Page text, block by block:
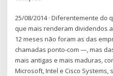
25/08/2014 · Diferentemente do
que mais renderam dividendos
12 meses não foram as das
chamadas ponto-com —, mas
mais antigas e mais maduras,
Microsoft, Intel e Cisco